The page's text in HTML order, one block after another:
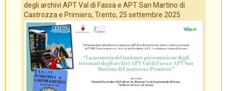
degli archivi APT Val di Fassa e APT San Martino di
Castrozza e Primiero, Trento, 25 settembre 2025